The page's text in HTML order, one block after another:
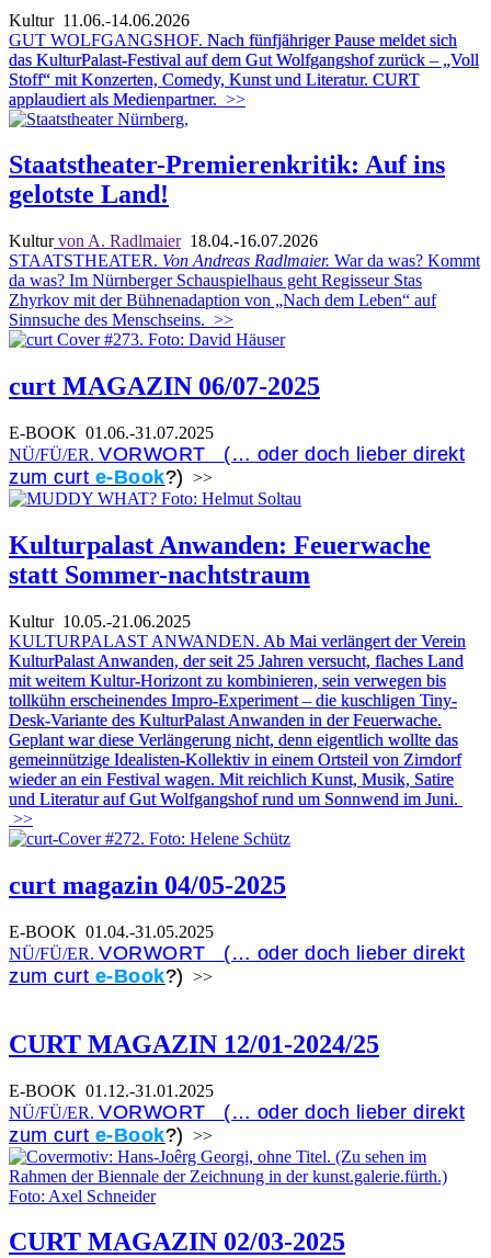
Kultur11.06.-14.06.2026
GUT WOLFGANGSHOF. Nach fünfjähriger Pause meldet sich
das KulturPalast-Festival auf dem Gut Wolfgangshof zurück – „Voll
Stoff“ mit Konzerten, Comedy, Kunst und Literatur. CURT
applaudiert als Medienpartner. >>
Staatstheater-Premierenkritik: Auf ins
gelotste Land!
Kulturvon A. Radlmaier18.04.-16.07.2026
STAATSTHEATER. Von Andreas Radlmaier. War da was? Kommt
da was? Im Nürnberger Schauspielhaus geht Regisseur Stas
Zhyrkov mit der Bühnenadaption von „Nach dem Leben“ auf
Sinnsuche des Menschseins. >>
curt MAGAZIN 06/07-2025
E-BOOK 01.06.-31.07.2025
NÜ/FÜ/ER. VORWORT (… oder doch lieber direkt
zum curt e-Book?) >>
Kulturpalast Anwanden: Feuerwache
statt Sommer-nachtstraum
Kultur10.05.-21.06.2025
KULTURPALAST ANWANDEN. Ab Mai verlängert der Verein
KulturPalast Anwanden, der seit 25 Jahren versucht, flaches Land
mit weitem Kultur-Horizont zu kombinieren, sein verwegen bis
tollkühn erscheinendes Impro-Experiment – die kuschligen Tiny-
Desk-Variante des KulturPalast Anwanden in der Feuerwache.
Geplant war diese Verlängerung nicht, denn eigentlich wollte das
gemeinnützige Idealisten-Kollektiv in einem Ortsteil von Zirndorf
wieder an ein Festival wagen. Mit reichlich Kunst, Musik, Satire
und Literatur auf Gut Wolfgangshof rund um Sonnwend im Juni.
>>
curt magazin 04/05-2025
E-BOOK 01.04.-31.05.2025
NÜ/FÜ/ER. VORWORT (… oder doch lieber direkt
zum curt e-Book?) >>
CURT MAGAZIN 12/01-2024/25
E-BOOK 01.12.-31.01.2025
NÜ/FÜ/ER. VORWORT (… oder doch lieber direkt
zum curt e-Book?) >>
CURT MAGAZIN 02/03-2025